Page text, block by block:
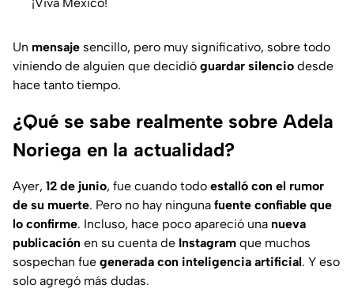
Un mensaje sencillo, pero muy significativo, sobre todo
viniendo de alguien que decidió guardar silencio desde
hace tanto tiempo.
¿Qué se sabe realmente sobre Adela
Noriega en la actualidad?
Ayer, 12 de junio, fue cuando todo estalló con el rumor
de su muerte. Pero no hay ninguna fuente confiable que
lo confirme. Incluso, hace poco apareció una nueva
publicación en su cuenta de Instagram que muchos
sospechan fue generada con inteligencia artificial. Y eso
solo agregó más dudas.